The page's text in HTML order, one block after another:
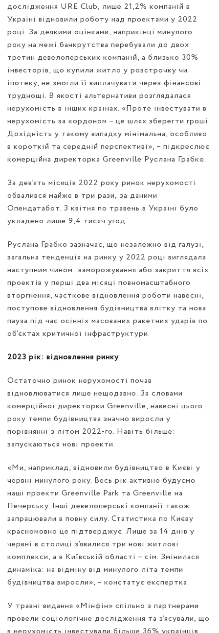
дослідження URE Club, лише 21,2% компаній в
Україні відновили роботу над проектами у 2022
році. За деякими оцінками, наприкінці минулого
року на межі банкрутства перебували до двох
третин девелоперських компаній, а близько 30%
інвесторів, що купили житло у розстрочку чи
іпотеку, не змогли її виплачувати через фінансові
труднощі. В якості альтернативи розглядалася
нерухомість в інших країнах. «Проте інвестувати в
нерухомість за кордоном – це шлях зберегти гроші.
Дохідність у такому випадку мінімальна, особливо
в короткій та середній перспективі», – підкреслює
комерційна директорка Greenville Руслана Грабко.
За дев’ять місяців 2022 року ринок нерухомості
обвалився майже в три рази, за даними
Опендатабот. З квітня по травень в Україні було
укладено лише 9,4 тисяч угод.
Руслана Грабко зазначає, що незалежно від галузі,
загальна тенденція на ринку у 2022 році виглядала
наступним чином: заморожування або закриття всіх
проектів у перші два місяці повномасштабного
вторгнення, часткове відновлення роботи навесні,
поступове відновлення будівництва влітку та нова
пауза під час осінніх масованих ракетних ударів по
об’єктах критичної інфраструктури.
2023 рік: відновлення ринку
Остаточно ринок нерухомості почав
відновлюватися лише нещодавно. За словами
комерційної директорки Greenville, навесні цього
року темпи будівництва значно виросли у
порівнянні з літом 2022-го. Навіть більше:
запускаються нові проекти.
«Ми, наприклад, відновили будівництво в Києві у
червні минулого року. Весь рік активно будуємо
наші проекти Greenville Park та Greenville на
Печерську. Інші девелоперські компанії також
запрацювали в повну силу. Статистика по Києву
красномовно це підтверджує. Лише за 14 днів у
червні в столиці з’явилися три нові житлові
комплекси, а в Київській області – сім. Змінилася
динаміка: на відміну від минулого літа темпи
будівництва виросли», – констатує експертка.
У травні видання «Мінфін» спільно з партнерами
провели соціологічне дослідження та з’ясували, що